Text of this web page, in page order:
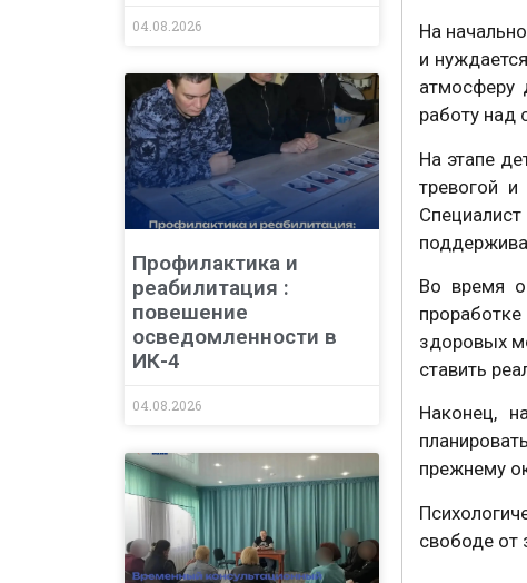
04.08.2026
Профилактика и
реабилитация :
повешение
осведомленности в
ИК-4
04.08.2026
На
и
атмосферу
работу над
На этапе
тревогой
Во время
здоровых
ставить
Наконец,
прежнему
свободе от